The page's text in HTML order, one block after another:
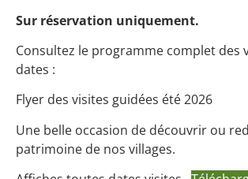
Sur réservation uniquement.
Consultez le programme complet des
dates :
Flyer des visites guidées été 2026
Une belle occasion de découvrir ou
patrimoine de nos villages.